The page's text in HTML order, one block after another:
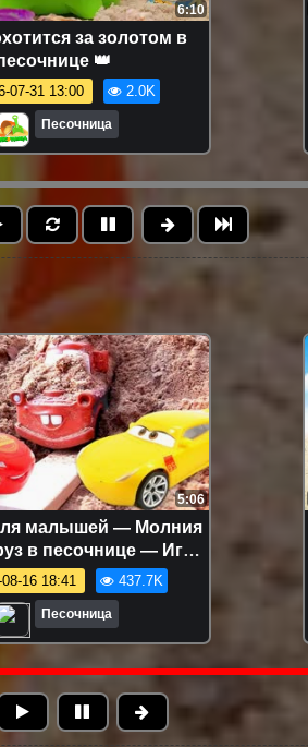
6:10
за золотом в
👑
07-31 13:00 2.0K
Песочница
5:06
малышей — Молния
в песочнице — Игры
маленьких
16 18:41 437.7K
Песочница